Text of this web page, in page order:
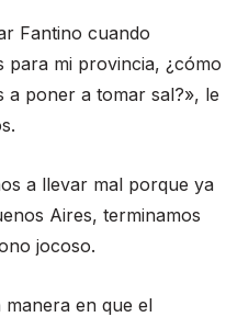
Fantino cuando
para mi provincia, ¿cómo
a poner a tomar sal?», le
a llevar mal porque ya
Aires, terminamos
jocoso.
en que el